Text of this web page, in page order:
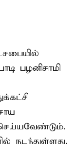
பழனிசாமி
நடந்துள்ளது.